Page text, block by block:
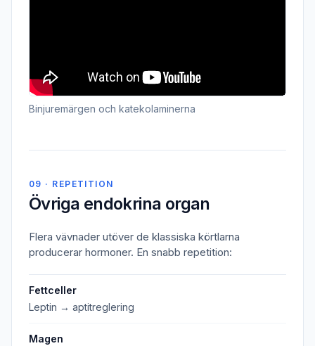
Binjuremärgen och katekolaminerna
09 · REPETITION
Övriga endokrina organ
Flera vävnader utöver de klassiska körtlarna
producerar hormoner. En snabb repetition:
Fettceller
Leptin → aptitreglering
Magen